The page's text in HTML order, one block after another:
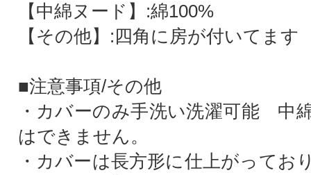
【中綿ヌード】:綿100%
【その他】:四角に房が付いてます
■注意事項/その他
・カバーのみ手洗い洗濯可能 中
はできません。
・カバーは長方形に仕上がってお